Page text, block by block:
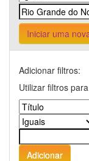
Iniciar uma
Adicionar filtros:
Utilizar filtros